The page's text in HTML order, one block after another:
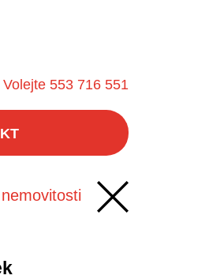
Volejte 553 716 551